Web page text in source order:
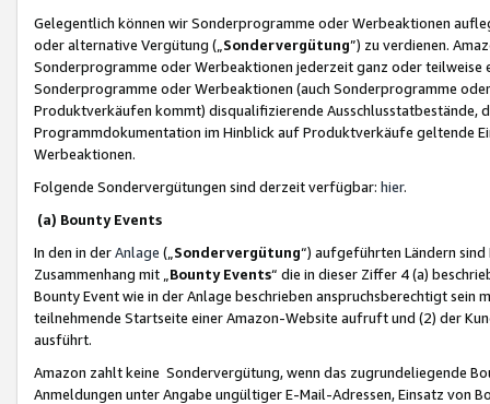
Gelegentlich können wir Sonderprogramme oder Werbeaktionen
oder alternative Vergütung („ Sondervergütung”) zu verdienen.
Sonderprogramme oder Werbeaktionen jederzeit ganz oder
Sonderprogramme oder Werbeaktionen (auch Sonderprogramme
Produktverkäufen kommt) disqualifizierende Ausschlusstatbestände,
Programmdokumentation im Hinblick auf Produktverkäufe geltende
Werbeaktionen.
Folgende Sondervergütungen sind derzeit verfügbar: hier.
(a) Bounty Events
In den in derAnlage („ Sondervergütung“) aufgeführten Ländern
Zusammenhang mit „ Bounty Events“ die in dieser Ziffer 4 (a)
Bounty Event wie in der Anlage beschrieben anspruchsberechtigt sein
teilnehmende Startseite einer Amazon-Website aufruft und (2) der
ausführt.
Amazon zahlt keine Sondervergütung, wenn das zugrundeliegende
Anmeldungen unter Angabe ungültiger E-Mail-Adressen, Einsatz von